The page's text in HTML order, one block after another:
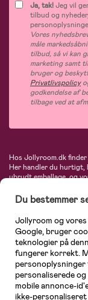
Ja, tak!Jeg vil
tilbud og
Vores
måle
tilbud, så vi kan
marketing samt
bruger og
Privatlivspolicy
godkendelse af
tilbage ved at
Hos Jollyroom.dk
Her handler du hurtigt,
ubrudt emballage, og
barnevogne,
mødre, indretning og
tilbyder produkter fra
Jogger, BabyBjörn,
Cybex, LEGO og
Du bestemmer
Jollyroom og
Google, bruger
teknologier på
fungerer korrekt.
personoplysninger
personaliserede
mobile annonce-
ikke-